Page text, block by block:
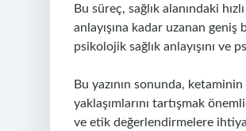
Bu süreç, sağlık alanındaki
anlayışına kadar uzanan
psikolojik sağlık anlayışını
Bu yazının sonunda,
yaklaşımlarını tartışmak
ve etik değerlendirmelere